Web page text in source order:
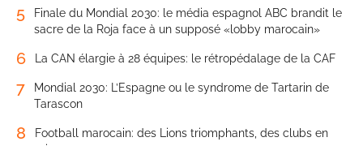
5
Finale du Mondial 2030: le média espagnol ABC brandit le
sacre de la Roja face à un supposé «lobby marocain»
6 La CAN élargie à 28 équipes: le rétropédalage de la CAF
7
Mondial 2030: L’Espagne ou le syndrome de Tartarin de
Tarascon
8
Football marocain: des Lions triomphants, des clubs en